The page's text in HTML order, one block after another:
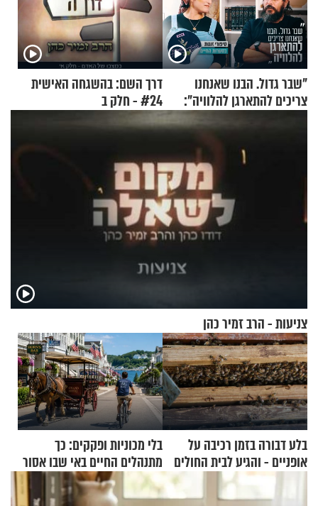
"שבר גדול. הבנו שאנחנו
צריכים להתארגן להלוויה":
זוגיות במבחן, הפעם עם מרים
דרך השם: בהשגחה האישית
#24 - חלק ב
צניעות - הרב זמיר כהן
בלע דבורה בזמן רכיבה על
אופניים - והגיע לבית החולים
במצב מסכן חיים
בלי מכוניות ופקקים: כך
מתנהלים החיים באי שבו אסור
לנהוג כבר יותר מ-120 שנה